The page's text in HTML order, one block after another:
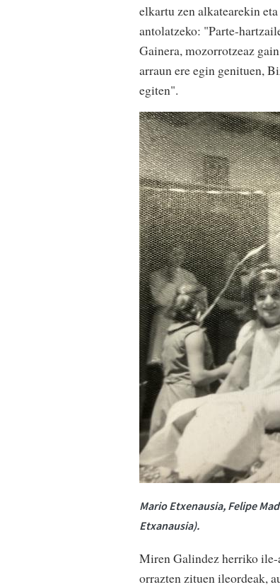
elkartu zen alkatearekin
antolatzeko: "Parte-
Gainera, mozorrotzeaz
arraun ere egin genituen,
egiten".
Mario Etxenausia, Felipe
Etxanausia).
Miren Galindez herriko ile-
orrazten zituen ileordeak,